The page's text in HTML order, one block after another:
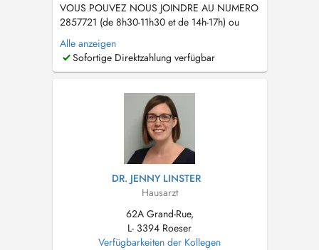
VOUS POUVEZ NOUS JOINDRE AU NUMERO
2857721 (de 8h30-11h30 et de 14h-17h) ou
envoyez nous un MAIL sur
Pour garantir une bonne prise en charge de
ses patients Dr. Kass n'accepte actuellement
Merci pour votre compréhension. Médecin ...
Alle anzeigen
Sofortige Direktzahlung verfügbar
DR. JENNY LINSTER
Hausarzt
62A Grand-Rue,
L- 3394 Roeser
Verfügbarkeiten der Kollegen